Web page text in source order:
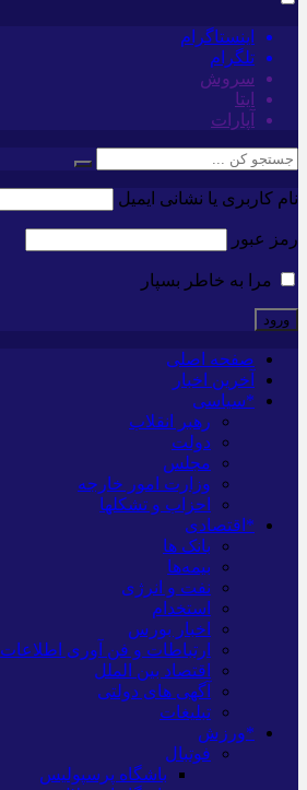
اینستاگرام
تلگرام
سروش
ایتا
آپارات
نام کاربری یا نشانی ایمیل
رمز عبور
مرا به خاطر بسپار
صفحه اصلی
آخرین اخبار
*سیاسی
رهبر انقلاب
دولت
مجلس
وزارت امور خارجه
احزاب و تشکلها
*اقتصادی
بانک ها
بیمه‌ها
نفت و انرژی
استخدام
اخبار بورس
ارتباطات و فن آوری اطلاعات
اقتصاد بین الملل
آگهی های دولتی
تبلیغات
*ورزش
فوتبال
باشگاه پرسپولیس